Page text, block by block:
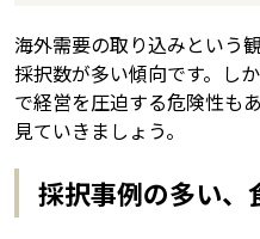
海外需要の取り込みという
採択数が多い傾向です。し
で経営を圧迫する危険性も
見ていきましょう。
採択事例の多い、